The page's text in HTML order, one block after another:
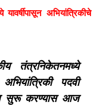
अभियांत्रिकीचे
तंत्रनिकेतनमध्ये
पदवी
सुरू करण्यास आज